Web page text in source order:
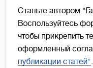
Станьте автором
Воспользуйтесь
чтобы прикрепить
оформленный
публикации статей"